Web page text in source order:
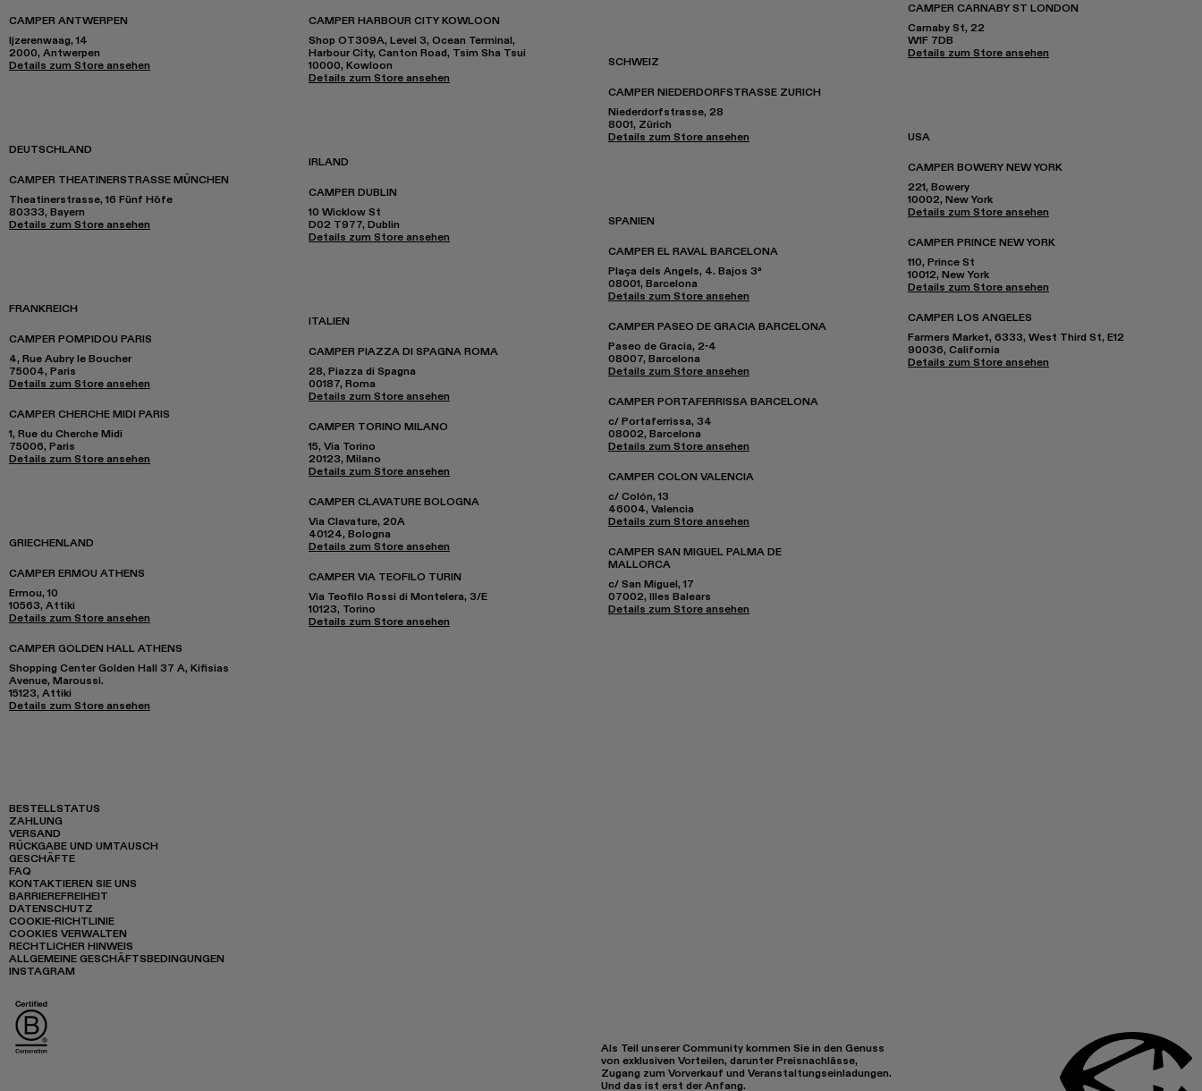
CAMPER ANTWERPEN
Ijzerenwaag, 14
2000, Antwerpen
Details zum Store ansehen
DEUTSCHLAND
CAMPER THEATINERSTRASSE MÜNCHEN
Theatinerstrasse, 16 Fünf Höfe
80333, Bayern
Details zum Store ansehen
FRANKREICH
CAMPER POMPIDOU PARIS
4, Rue Aubry le Boucher
75004, Paris
Details zum Store ansehen
CAMPER CHERCHE MIDI PARIS
1, Rue du Cherche Midi
75006, Paris
Details zum Store ansehen
GRIECHENLAND
CAMPER ERMOU ATHENS
Ermou, 10
10563, Attiki
Details zum Store ansehen
CAMPER GOLDEN HALL ATHENS
Shopping Center Golden Hall 37 A, Kifisias
Avenue, Maroussi.
15123, Attiki
Details zum Store ansehen
CAMPER HARBOUR CITY KOWLOON
Shop OT309A, Level 3, Ocean Terminal,
Harbour City, Canton Road, Tsim Sha Tsui
10000, Kowloon
Details zum Store ansehen
IRLAND
CAMPER DUBLIN
10 Wicklow St
D02 T977, Dublin
Details zum Store ansehen
ITALIEN
CAMPER PIAZZA DI SPAGNA ROMA
28, Piazza di Spagna
00187, Roma
Details zum Store ansehen
CAMPER TORINO MILANO
15, Via Torino
20123, Milano
Details zum Store ansehen
CAMPER CLAVATURE BOLOGNA
Via Clavature, 20A
40124, Bologna
Details zum Store ansehen
CAMPER VIA TEOFILO TURIN
Via Teofilo Rossi di Montelera, 3/E
10123, Torino
Details zum Store ansehen
SCHWEIZ
CAMPER NIEDERDORFSTRASSE ZURICH
Niederdorfstrasse, 28
8001, Zürich
Details zum Store ansehen
SPANIEN
CAMPER EL RAVAL BARCELONA
Plaça dels Angels, 4. Bajos 3ª
08001, Barcelona
Details zum Store ansehen
CAMPER PASEO DE GRACIA BARCELONA
Paseo de Gracia, 2-4
08007, Barcelona
Details zum Store ansehen
CAMPER PORTAFERRISSA BARCELONA
c/ Portaferrissa, 34
08002, Barcelona
Details zum Store ansehen
CAMPER COLON VALENCIA
c/ Colón, 13
46004, Valencia
Details zum Store ansehen
CAMPER SAN MIGUEL PALMA DE
MALLORCA
c/ San Miguel, 17
07002, Illes Balears
Details zum Store ansehen
CAMPER CARNABY ST LONDON
Carnaby St, 22
W1F 7DB
Details zum Store ansehen
USA
CAMPER BOWERY NEW YORK
221, Bowery
10002, New York
Details zum Store ansehen
CAMPER PRINCE NEW YORK
110, Prince St
10012, New York
Details zum Store ansehen
CAMPER LOS ANGELES
Farmers Market, 6333, West Third St, E12
90036, California
Details zum Store ansehen
Als Teil unserer Community kommen Sie in den Genuss
von exklusiven Vorteilen, darunter Preisnachlässe,
Zugang zum Vorverkauf und Veranstaltungseinladungen.
Und das ist erst der Anfang.
BESTELLSTATUS
ZAHLUNG
VERSAND
RÜCKGABE UND UMTAUSCH
GESCHÄFTE
FAQ
KONTAKTIEREN SIE UNS
BARRIEREFREIHEIT
DATENSCHUTZ
COOKIE-RICHTLINIE
COOKIES VERWALTEN
RECHTLICHER HINWEIS
ALLGEMEINE GESCHÄFTSBEDINGUNGEN
INSTAGRAM